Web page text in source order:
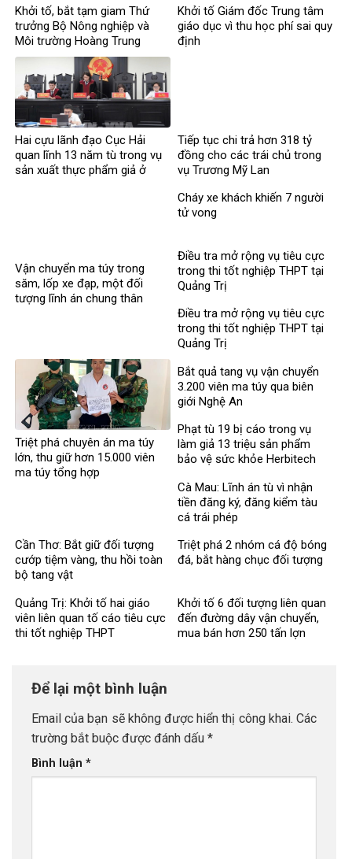
Khởi tố, bắt tạm giam Thứ
trưởng Bộ Nông nghiệp và
Môi trường Hoàng Trung
Khởi tố Giám đốc Trung tâm
giáo dục vì thu học phí sai quy
định
Hai cựu lãnh đạo Cục Hải
quan lĩnh 13 năm tù trong vụ
sản xuất thực phẩm giả ở
Tiếp tục chi trả hơn 318 tỷ
đồng cho các trái chủ trong
vụ Trương Mỹ Lan
Vận chuyển ma túy trong
săm, lốp xe đạp, một đối
tượng lĩnh án chung thân
Cháy xe khách khiến 7 người
tử vong​
Điều tra mở rộng vụ tiêu cực
trong thi tốt nghiệp THPT tại
Quảng Trị
Điều tra mở rộng vụ tiêu cực
trong thi tốt nghiệp THPT tại
Quảng Trị
Triệt phá chuyên án ma túy
lớn, thu giữ hơn 15.000 viên
ma túy tổng hợp
Bắt quả tang vụ vận chuyển
3.200 viên ma túy qua biên
giới Nghệ An
Phạt tù 19 bị cáo trong vụ
làm giả 13 triệu sản phẩm
bảo vệ sức khỏe Herbitech
Cà Mau: Lĩnh án tù vì nhận
tiền đăng ký, đăng kiểm tàu
cá trái phép
Cần Thơ: Bắt giữ đối tượng
cướp tiệm vàng, thu hồi toàn
bộ tang vật
Triệt phá 2 nhóm cá độ bóng
đá, bắt hàng chục đối tượng
Quảng Trị: Khởi tố hai giáo
viên liên quan tố cáo tiêu cực
thi tốt nghiệp THPT
Khởi tố 6 đối tượng liên quan
đến đường dây vận chuyển,
mua bán hơn 250 tấn lợn
Để lại một bình luận
Email của bạn sẽ không được hiển thị công khai. Các
trường bắt buộc được đánh dấu *
Bình luận *